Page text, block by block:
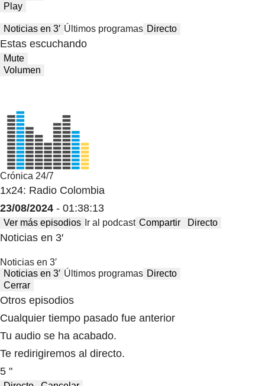
Play
Noticias en 3′ Últimos programas Directo
Estas escuchando
Mute
Volumen
Crónica 24/7
1x24: Radio Colombia
23/08/2024 - 01:38:13
Ver más episodios Ir al podcast Compartir Directo
Noticias en 3′
Noticias en 3′
Noticias en 3′ Últimos programas Directo
Cerrar
Otros episodios
Cualquier tiempo pasado fue anterior
Tu audio se ha acabado.
Te redirigiremos al directo.
5 "